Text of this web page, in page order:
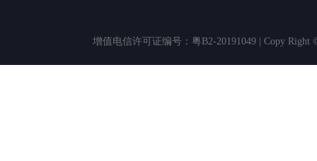
增值电信许可证编号：粤B2-20191049 | Copy